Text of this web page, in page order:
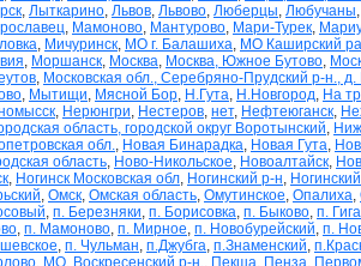
, Лыткарино, Львов, Львово, Люберцы, Любучаны,
, Мамоново, Мантурово, Мари-Турек,
, Мичуринск, МО г. Балашиха, МО Каширский
, Моршанск, Москва, Москва, Южное Бутово,
, Московская обл., Серебряно-Прудский р-н., д.
, Мытищи, Мясной Бор, Н.Гута, Н.Новгород, На
, Нерюнгри, Нестеров, нет, Нефтеюганск,
область, городской округ Воротынский,
обл., Новая Бинарадка, Новая Гута,
область, Ново-Никольское, Новоалтайск,
, Ногинск Московская обл, Ногинский р-н,
, Омск, Омская область, Омутинское, Опалиха,
, п. Березняки, п. Борисовка, п. Быково, п.
, п. Мамоново, п. Мирное, п. Новобурейский, п.
, п. Чульман, п.Джубга, п.Знаменский,
МО, Воскресенский р-н,, Пекша, Пенза,